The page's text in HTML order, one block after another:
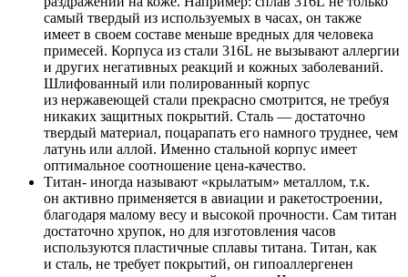
самый твердый из используемых в часах, он также
имеет в своем составе меньше вредных для человека
примесей. Корпуса из стали 316L не вызывают аллергии
и других негативных реакций и кожных заболеваний.
Шлифованный или полированный корпус
из нержавеющей стали прекрасно смотрится, не требуя
никаких защитных покрытий. Сталь — достаточно
твердый материал, поцарапать его намного труднее, чем
латунь или аллой. Именно стальной корпус имеет
оптимальное соотношение цена-качество.
Титан- иногда называют «крылатым» металлом, т.к.
он активно применяется в авиации и ракетостроении,
благодаря малому весу и высокой прочности. Сам титан
достаточно хрупок, но для изготовления часов
используются пластичные сплавы титана. Титан, как
и сталь, не требует покрытий, он гипоаллергенен